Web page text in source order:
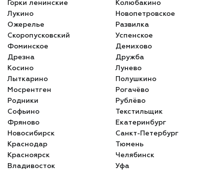
Горки ленинские
Колюбакино
Лукино
Новопетровское
Ожерелье
Развилка
Скоропусковский
Успенское
Фоминское
Демихово
Дрезна
Дружба
Косино
Лунево
Лыткарино
Полушкино
Мосрентген
Рогачёво
Родники
Рублёво
Софьино
Текстильщик
Фряново
Екатеринбург
Новосибирск
Санкт-Петербург
Краснодар
Тюмень
Красноярск
Челябинск
Владивосток
Уфа